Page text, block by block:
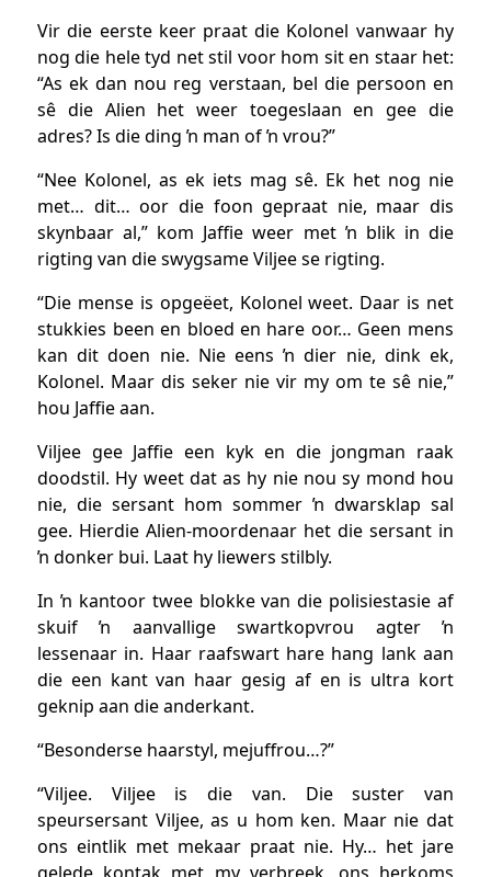
Vir die eerste keer praat die Kolonel vanwaar hy
nog die hele tyd net stil voor hom sit en staar het:
“As ek dan nou reg verstaan, bel die persoon en
sê die Alien het weer toegeslaan en gee die
adres? Is die ding ŉ man of ŉ vrou?”
“Nee Kolonel, as ek iets mag sê. Ek het nog nie
met… dit… oor die foon gepraat nie, maar dis
skynbaar al,” kom Jaffie weer met ŉ blik in die
rigting van die swygsame Viljee se rigting.
“Die mense is opgeëet, Kolonel weet. Daar is net
stukkies been en bloed en hare oor… Geen mens
kan dit doen nie. Nie eens ŉ dier nie, dink ek,
Kolonel. Maar dis seker nie vir my om te sê nie,”
hou Jaffie aan.
Viljee gee Jaffie een kyk en die jongman raak
doodstil. Hy weet dat as hy nie nou sy mond hou
nie, die sersant hom sommer ŉ dwarsklap sal
gee. Hierdie Alien-moordenaar het die sersant in
ŉ donker bui. Laat hy liewers stilbly.
In ŉ kantoor twee blokke van die polisiestasie af
skuif ŉ aanvallige swartkopvrou agter ŉ
lessenaar in. Haar raafswart hare hang lank aan
die een kant van haar gesig af en is ultra kort
geknip aan die anderkant.
“Besonderse haarstyl, mejuffrou…?”
“Viljee. Viljee is die van. Die suster van
speursersant Viljee, as u hom ken. Maar nie dat
ons eintlik met mekaar praat nie. Hy… het jare